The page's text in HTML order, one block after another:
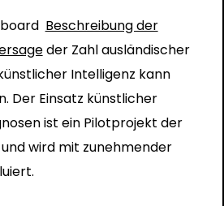
Beschreibung der
der Zahl ausländischer
Intelligenz kann
. Der Einsatz künstlicher
ist ein Pilotprojekt der
wird mit zunehmender